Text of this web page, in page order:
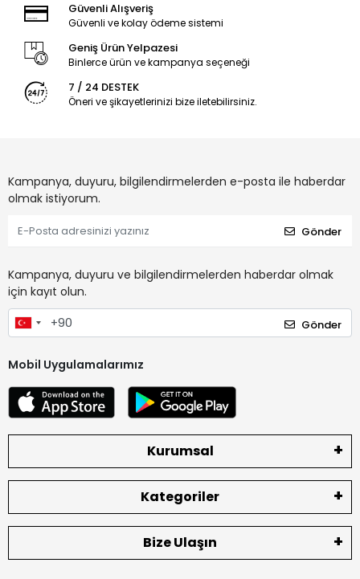
Güvenli Alışveriş
Güvenli ve kolay ödeme sistemi
Geniş Ürün Yelpazesi
Binlerce ürün ve kampanya seçeneği
7 / 24 DESTEK
Öneri ve şikayetlerinizi bize iletebilirsiniz.
Kampanya, duyuru, bilgilendirmelerden e-posta ile haberdar
olmak istiyorum.
Gönder
Kampanya, duyuru ve bilgilendirmelerden haberdar olmak
için kayıt olun.
Gönder
Mobil Uygulamalarımız
Kurumsal
Kategoriler
Bize Ulaşın